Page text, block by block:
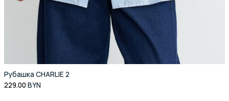
Рубашка CHARLIE 2
229.00 BYN